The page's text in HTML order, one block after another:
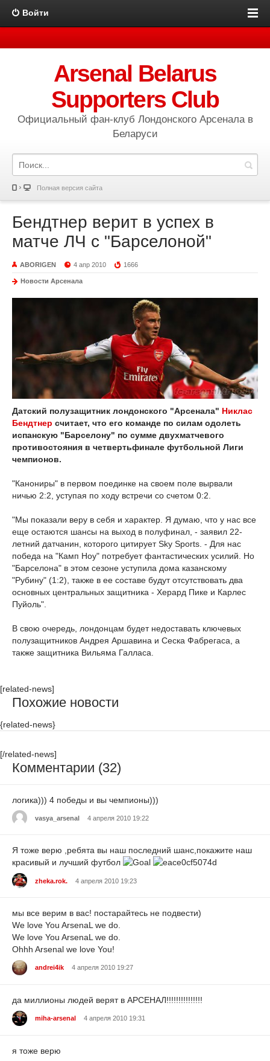
Войти
Arsenal Belarus
Supporters Club
Официальный фан-клуб Лондонского Арсенала в
Беларуси
Полная версия сайта
Бендтнер верит в успех в
матче ЛЧ с "Барселоной"
ABORIGEN 4 апр 2010 1666
Новости Арсенала
Датский полузащитник лондонского "Арсенала" Никлас
Бендтнер считает, что его команде по силам одолеть
испанскую "Барселону" по сумме двухматчевого
противостояния в четвертьфинале футбольной Лиги
чемпионов.
"Канониры" в первом поединке на своем поле вырвали
ничью 2:2, уступая по ходу встречи со счетом 0:2.
"Мы показали веру в себя и характер. Я думаю, что у нас все
еще остаются шансы на выход в полуфинал, - заявил 22-
летний датчанин, которого цитирует Sky Sports. - Для нас
победа на "Камп Ноу" потребует фантастических усилий. Но
"Барселона" в этом сезоне уступила дома казанскому
"Рубину" (1:2), также в ее составе будут отсутствовать два
основных центральных защитника - Херард Пике и Карлес
Пуйоль".
В свою очередь, лондонцам будет недоставать ключевых
полузащитников Андрея Аршавина и Сеска Фабрегаса, а
также защитника Вильяма Галласа.
[related-news]
Похожие новости
{related-news}
[/related-news]
Комментарии (32)
логика))) 4 победы и вы чемпионы)))
vasya_arsenal 4 апреля 2010 19:22
Я тоже верю ,ребята вы наш последний шанс,покажите наш
красивый и лучший футбол
zheka.rok. 4 апреля 2010 19:23
мы все верим в вас! постарайтесь не подвести)
We love You ArsenaL we do.
We love You ArsenaL we do.
Ohhh Arsenal we love You!
andrei4ik 4 апреля 2010 19:27
да миллионы людей верят в АРСЕНАЛ!!!!!!!!!!!!!!!
miha-arsenal 4 апреля 2010 19:31
я тоже верю